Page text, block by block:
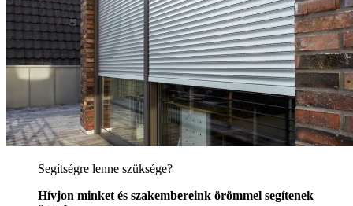
Segítségre lenne szüksége?
Hívjon minket és szakembereink örömmel segítenek